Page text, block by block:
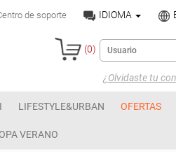
de soporte IDIOMA
(0)
¿Olvidaste tu
LIFESTYLE&URBAN OFERTAS
VERANO